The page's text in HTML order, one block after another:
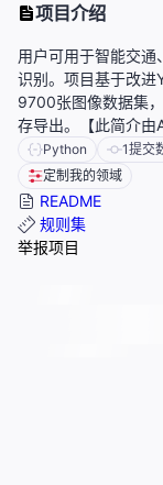
项目介绍
用户可用于智能交通
识别。项目基于改进
9700张图像数据集
存导出。【此简介由
Python 1提交
定制我的领域
README
规则集
举报项目